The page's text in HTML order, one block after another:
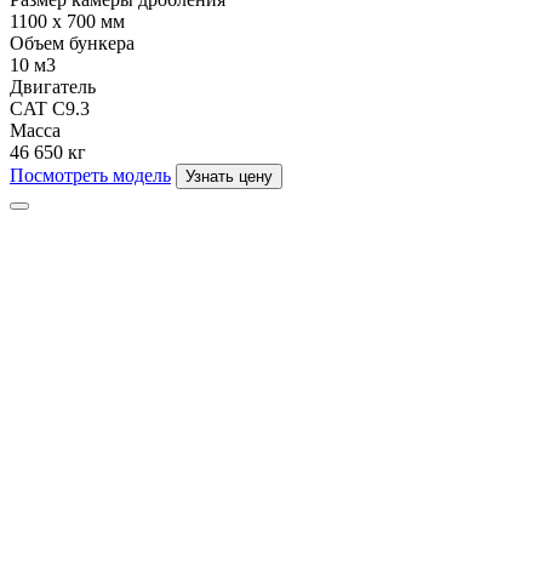
1100 x 700 мм
Объем бункера
10 м3
Двигатель
CAT C9.3
Масса
46 650 кг
Посмотреть модель
Узнать цену